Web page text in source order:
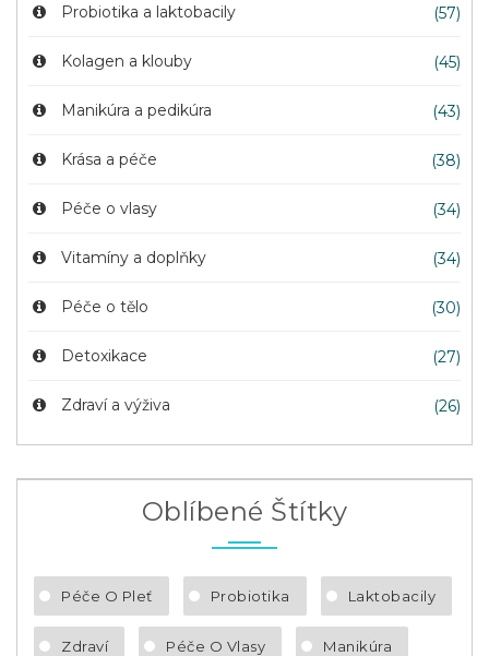
Probiotika a laktobacily (57)
Kolagen a klouby (45)
Manikúra a pedikúra (43)
Krása a péče (38)
Péče o vlasy (34)
Vitamíny a doplňky (34)
Péče o tělo (30)
Detoxikace (27)
Zdraví a výživa (26)
Oblíbené Štítky
Péče O Pleť Probiotika Laktobacily
Zdraví Péče O Vlasy Manikúra